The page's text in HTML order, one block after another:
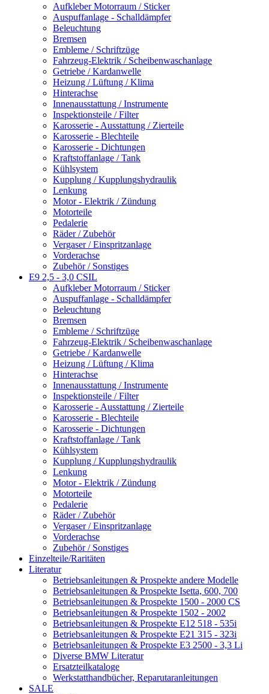
Aufkleber Motorraum / Sticker
Auspuffanlage - Schalldämpfer
Beleuchtung
Bremsen
Embleme / Schriftzüge
Fahrzeug-Elektrik / Scheibenwaschanlage
Getriebe / Kardanwelle
Heizung / Lüftung / Klima
Hinterachse
Innenausstattung / Instrumente
Inspektionsteile / Filter
Karosserie - Ausstattung / Zierteile
Karosserie - Blechteile
Karosserie - Dichtungen
Kraftstoffanlage / Tank
Kühlsystem
Kupplung / Kupplungshydraulik
Lenkung
Motor - Elektrik / Zündung
Motorteile
Pedalerie
Räder / Zubehör
Vergaser / Einspritzanlage
Vorderachse
Zubehör / Sonstiges
E9 2,5 - 3,0 CSIL
Aufkleber Motorraum / Sticker
Auspuffanlage - Schalldämpfer
Beleuchtung
Bremsen
Embleme / Schriftzüge
Fahrzeug-Elektrik / Scheibenwaschanlage
Getriebe / Kardanwelle
Heizung / Lüftung / Klima
Hinterachse
Innenausstattung / Instrumente
Inspektionsteile / Filter
Karosserie - Ausstattung / Zierteile
Karosserie - Blechteile
Karosserie - Dichtungen
Kraftstoffanlage / Tank
Kühlsystem
Kupplung / Kupplungshydraulik
Lenkung
Motor - Elektrik / Zündung
Motorteile
Pedalerie
Räder / Zubehör
Vergaser / Einspritzanlage
Vorderachse
Zubehör / Sonstiges
Einzelteile/Raritäten
Literatur
Betriebsanleitungen & Prospekte andere Modelle
Betriebsanleitungen & Prospekte Isetta, 600, 700
Betriebsanleitungen & Prospekte 1500 - 2000 CS
Betriebsanleitungen & Prospekte 1502 - 2002
Betriebsanleitungen & Prospekte E12 518 - 535i
Betriebsanleitungen & Prospekte E21 315 - 323i
Betriebsanleitungen & Prospekte E3 2500 - 3,3 Li
Diverse BMW Literatur
Ersatzteilkataloge
Werkstatthandbücher, Reparutaranleitungen
SALE